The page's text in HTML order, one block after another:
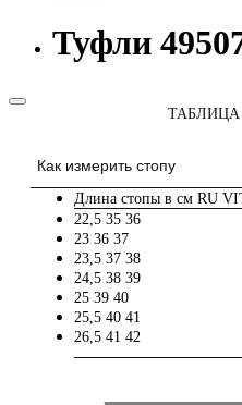
Туфли
ТАБЛИЦА
Как измерить стопу
Длина стопы в см RU
22,5 35 36
23 36 37
23,5 37 38
24,5 38 39
25 39 40
25,5 40 41
26,5 41 42